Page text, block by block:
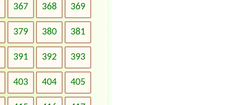
367 368 369
379 380 381
391 392 393
403 404 405